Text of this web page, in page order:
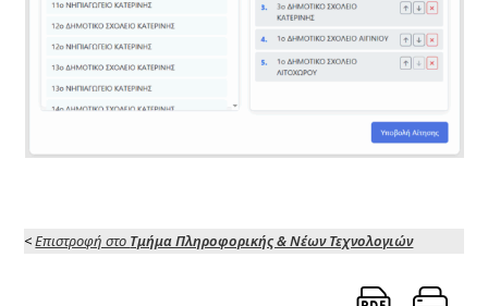
<Επιστροφή στο Τμήμα Πληροφορικής & Νέων Τεχνολογιών